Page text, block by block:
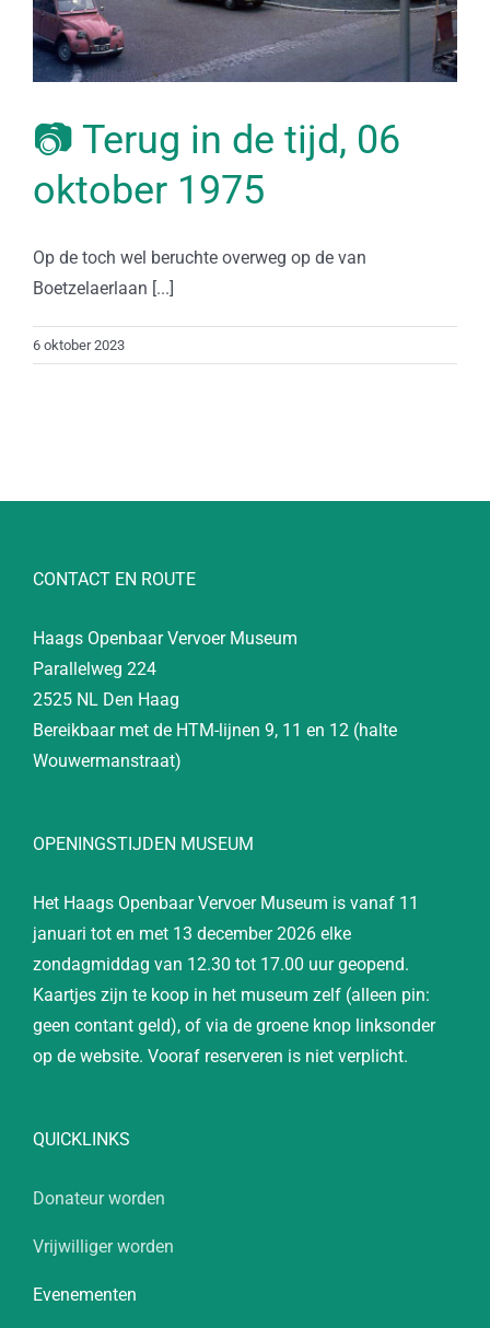
📷 Terug in de tijd, 06
oktober 1975
Op de toch wel beruchte overweg op de van
Boetzelaerlaan [...]
6 oktober 2023
CONTACT EN ROUTE
Haags Openbaar Vervoer Museum
Parallelweg 224
2525 NL Den Haag
Bereikbaar met de HTM-lijnen 9, 11 en 12 (halte
Wouwermanstraat)
OPENINGSTIJDEN MUSEUM
Het Haags Openbaar Vervoer Museum is vanaf 11
januari tot en met 13 december 2026 elke
zondagmiddag van 12.30 tot 17.00 uur geopend.
Kaartjes zijn te koop in het museum zelf (alleen pin:
geen contant geld), of via de groene knop linksonder
op de website. Vooraf reserveren is niet verplicht.
QUICKLINKS
Donateur worden
Vrijwilliger worden
Evenementen